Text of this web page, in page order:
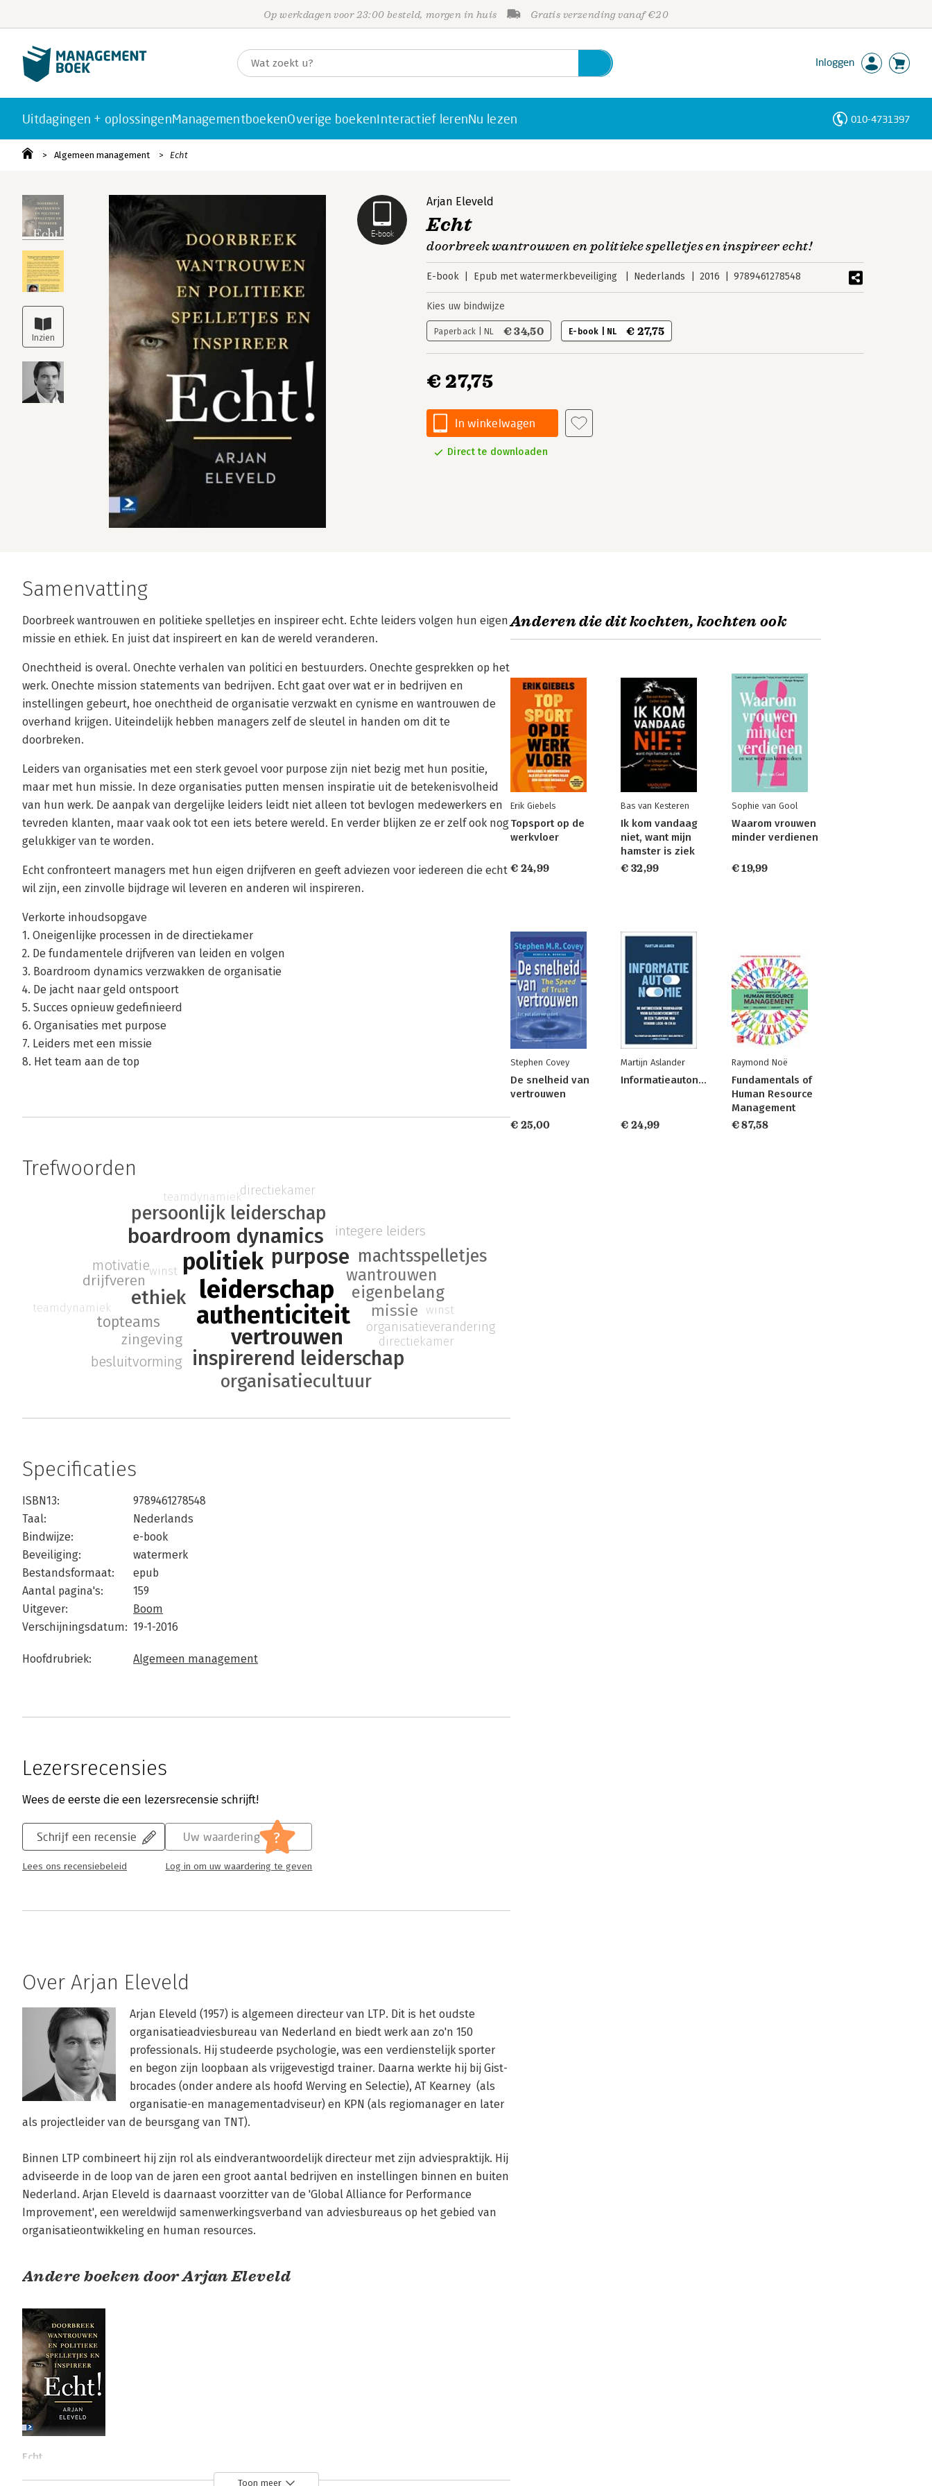
Op werkdagen voor 23:00 besteld, morgen in huis Gratis verzending vanaf €20
Inloggen
Uitdagingen + oplossingenManagementboekenOverige boekenInteractief lerenNu lezen 010-4731397
Algemeen management Echt
E-book
Arjan Eleveld
Echt
doorbreek wantrouwen en politieke spelletjes en inspireer echt!
E-book Epub met watermerkbeveiliging Nederlands 2016 9789461278548
Kies uw bindwijze
Paperback | NL € 34,50 E-book | NL € 27,75
€ 27,75
In winkelwagen
Direct te downloaden
Samenvatting
Doorbreek wantrouwen en politieke spelletjes en inspireer echt. Echte leiders volgen hun eigen
missie en ethiek. En juist dat inspireert en kan de wereld veranderen.
Onechtheid is overal. Onechte verhalen van politici en bestuurders. Onechte gesprekken op het
werk. Onechte mission statements van bedrijven. Echt gaat over wat er in bedrijven en
instellingen gebeurt, hoe onechtheid de organisatie verzwakt en cynisme en wantrouwen de
overhand krijgen. Uiteindelijk hebben managers zelf de sleutel in handen om dit te
doorbreken.
Leiders van organisaties met een sterk gevoel voor purpose zijn niet bezig met hun positie,
maar met hun missie. In deze organisaties putten mensen inspiratie uit de betekenisvolheid
van hun werk. De aanpak van dergelijke leiders leidt niet alleen tot bevlogen medewerkers en
tevreden klanten, maar vaak ook tot een iets betere wereld. En verder blijken ze er zelf ook nog
gelukkiger van te worden.
Echt confronteert managers met hun eigen drijfveren en geeft adviezen voor iedereen die echt
wil zijn, een zinvolle bijdrage wil leveren en anderen wil inspireren.
Verkorte inhoudsopgave
1. Oneigenlijke processen in de directiekamer
2. De fundamentele drijfveren van leiden en volgen
3. Boardroom dynamics verzwakken de organisatie
4. De jacht naar geld ontspoort
5. Succes opnieuw gedefinieerd
6. Organisaties met purpose
7. Leiders met een missie
8. Het team aan de top
Trefwoorden
leiderschap
authenticiteit
politiek purpose
vertrouwen
boardroom dynamics
ethiek
inspirerend leiderschap
persoonlijk leiderschap
organisatiecultuur
machtsspelletjes
wantrouwen
eigenbelang
missie
zingeving
topteams
drijfveren
organisatieverandering
motivatie
integere leiders
besluitvorming
winst
teamdynamiek
directiekamer
winst
teamdynamiekdirectiekamer
Specificaties
ISBN13:
9789461278548
Taal:
Nederlands
Bindwijze:
e-book
Beveiliging:
watermerk
Bestandsformaat:
epub
Aantal pagina's:
159
Uitgever:
Boom
Verschijningsdatum: 19-1-2016
Hoofdrubriek: Algemeen management
Lezersrecensies
Wees de eerste die een lezersrecensie schrijft!
Schrijf een recensie
Lees ons recensiebeleid
Uw waardering ?
Log in om uw waardering te geven
Over Arjan Eleveld
Arjan Eleveld (1957) is algemeen directeur van LTP. Dit is het oudste
organisatieadviesbureau van Nederland en biedt werk aan zo'n 150
professionals. Hij studeerde psychologie, was een verdienstelijk sporter
en begon zijn loopbaan als vrijgevestigd trainer. Daarna werkte hij bij Gist-
brocades (onder andere als hoofd Werving en Selectie), AT Kearney  (als
organisatie-en managementadviseur) en KPN (als regiomanager en later
als projectleider van de beursgang van TNT).
Binnen LTP combineert hij zijn rol als eindverantwoordelijk directeur met zijn adviespraktijk. Hij
adviseerde in de loop van de jaren een groot aantal bedrijven en instellingen binnen en buiten
Nederland. Arjan Eleveld is daarnaast voorzitter van de 'Global Alliance for Performance
Improvement', een wereldwijd samenwerkingsverband van adviesbureaus op het gebied van
organisatieontwikkeling en human resources.
Andere boeken door Arjan Eleveld
Echt
Toon meer
Anderen die dit kochten, kochten ook
Erik Giebels
Topsport op de
werkvloer
€ 24,99
Bas van Kesteren
Ik kom vandaag
niet, want mijn
hamster is ziek
€ 32,99
Sophie van Gool
Waarom vrouwen
minder verdienen
€ 19,99
Stephen Covey
De snelheid van
vertrouwen
€ 25,00
Martijn Aslander
Informatieautonomie
€ 24,99
Raymond Noë
Fundamentals of
Human Resource
Management
€ 87,58
Personen